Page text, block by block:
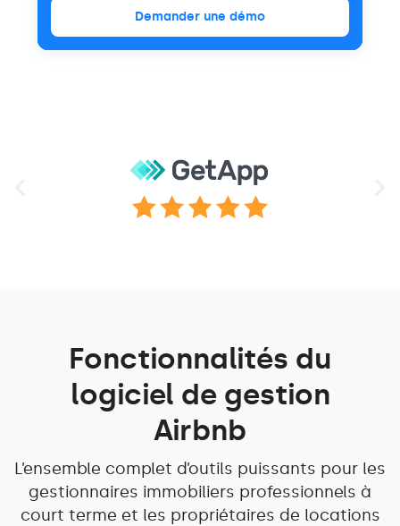
Demander une démo
Fonctionnalités du
logiciel de gestion
Airbnb
L’ensemble complet d’outils puissants pour les
gestionnaires immobiliers professionnels à
court terme et les propriétaires de locations